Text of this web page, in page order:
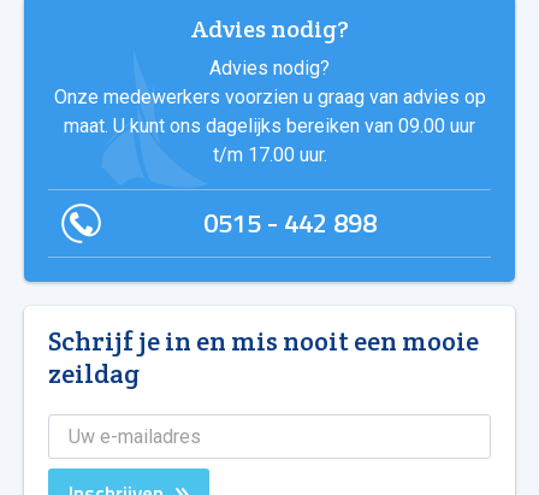
Advies nodig?
Advies nodig?
Onze medewerkers voorzien u graag van advies op
maat. U kunt ons dagelijks bereiken van 09.00 uur
t/m 17.00 uur.
0515 - 442 898
Schrijf je in en mis nooit een mooie
zeildag